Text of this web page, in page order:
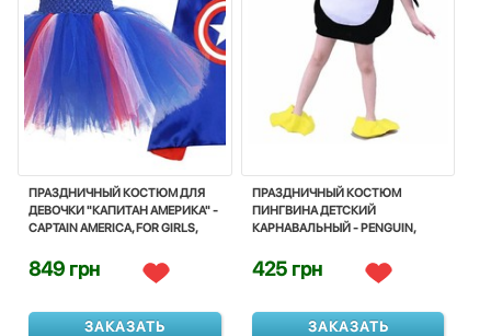
ПРАЗДНИЧНЫЙ КОСТЮМ ДЛЯ
ДЕВОЧКИ "КАПИТАН АМЕРИКА" -
CAPTAIN AMERICA, FOR GIRLS,
849 грн
ЗАКАЗАТЬ
ПРАЗДНИЧНЫЙ КОСТЮМ
ПИНГВИНА ДЕТСКИЙ
КАРНАВАЛЬНЫЙ - PENGUIN,
425 грн
ЗАКАЗАТЬ